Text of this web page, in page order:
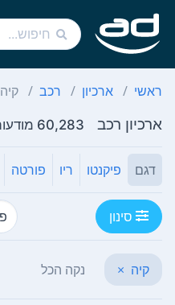
ראשי ארכיון רכב קיה
ארכיון רכב 60,283 מודעות
דגם פיקנטו ריו פורטה
סינון
קיה × נקה הכל